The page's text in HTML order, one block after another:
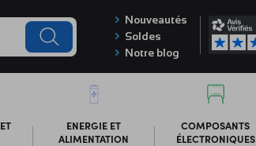
Nouveautés
Soldes
Notre blog
ENERGIE ET
ALIMENTATION
COMPOSANTS
ÉLECTRONIQUES